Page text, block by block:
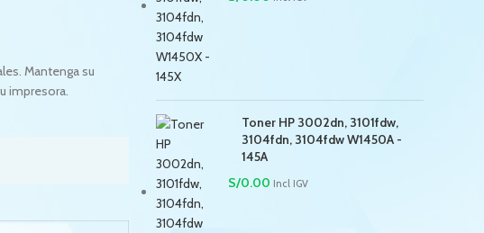
Mantenga su
impresora.
Toner HP 3002dn, 3101fdw,
3104fdn, 3104fdw W1450A -
145A
S/0.00 Incl IGV